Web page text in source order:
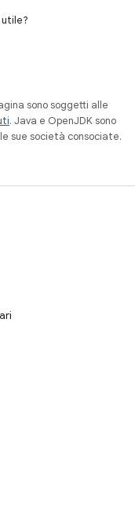
sono soggetti alle
. Java e OpenJDK sono
sue società consociate.